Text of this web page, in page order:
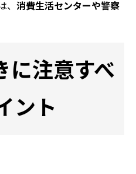
、 消費生活センターや警察
に注意すべ
ント